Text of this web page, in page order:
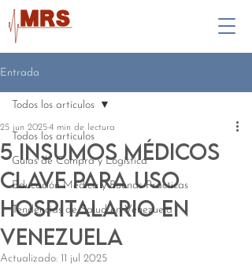
Entrada
Todos los artículos
Guías de Compra y Logística
Educación Médica y Buenas Prácticas
Tendencias de Salud en Venezuela
Todos los artículos
5 insumos médicos
clave para uso
hospitalario en
Venezuela
25 jun 20254 min de lectura
Actualizado: 11 jul 2025